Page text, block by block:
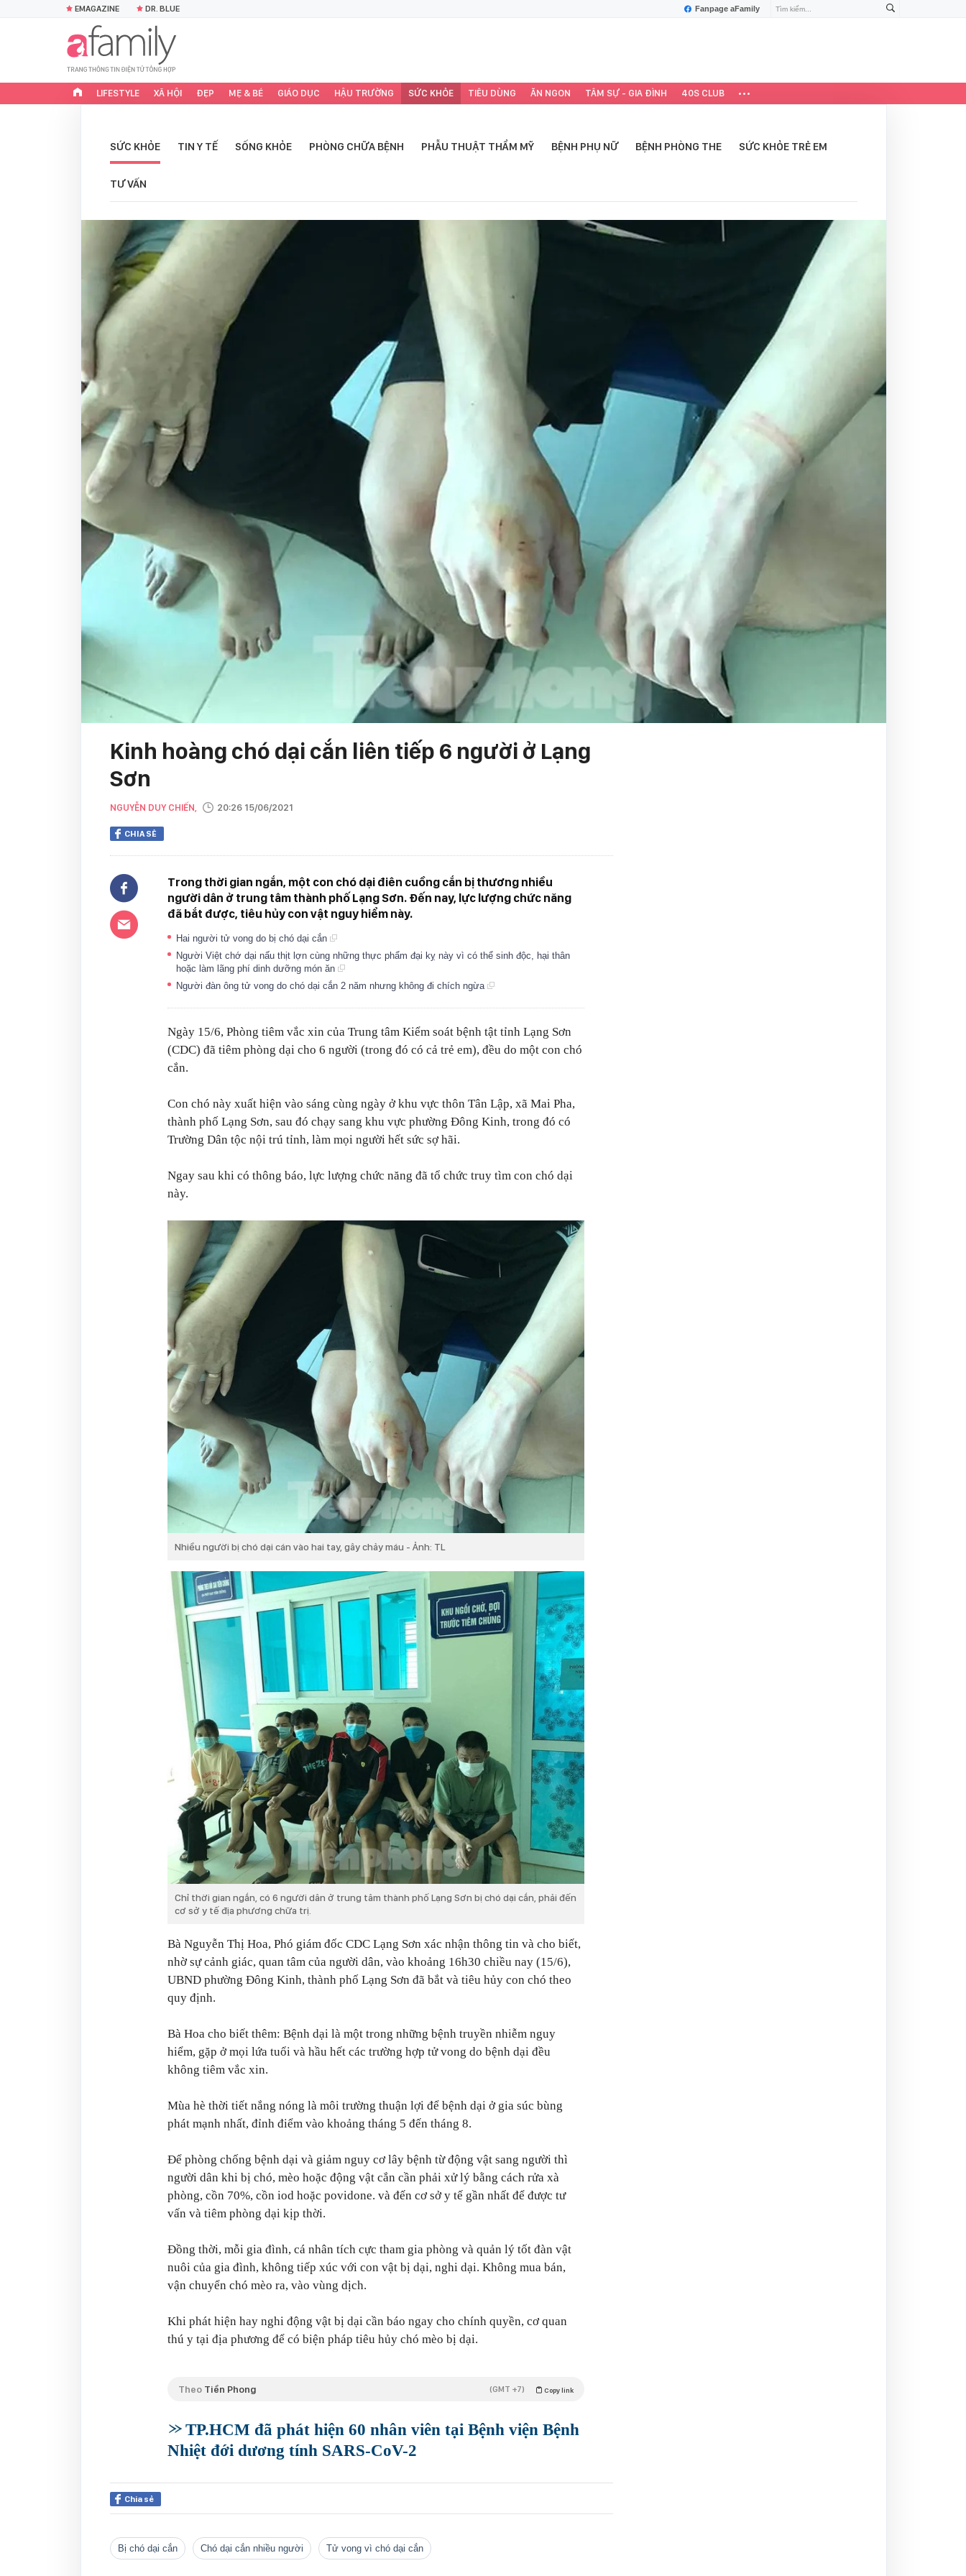
Fanpage aFamily
EMAGAZINE DR. BLUE
LIFESTYLE XÃ HỘI ĐẸP MẸ & BÉ GIÁO DỤC HẬU TRƯỜNG SỨC KHỎE TIÊU DÙNG ĂN NGON TÂM SỰ - GIA ĐÌNH 40S CLUB
SỨC KHỎE TIN Y TẾ SỐNG KHỎE PHÒNG CHỮA BỆNH PHẪU THUẬT THẨM MỸ BỆNH PHỤ NỮ BỆNH PHÒNG THE SỨC KHỎE TRẺ EM
TƯ VẤN
Kinh hoàng chó dại cắn liên tiếp 6 người ở Lạng
Sơn
NGUYỄN DUY CHIẾN, 20:26 15/06/2021
CHIA SẺ
Trong thời gian ngắn, một con chó dại điên cuồng cắn bị thương nhiều
người dân ở trung tâm thành phố Lạng Sơn. Đến nay, lực lượng chức năng
đã bắt được, tiêu hủy con vật nguy hiểm này.
Hai người tử vong do bị chó dại cắn
Người Việt chớ dại nấu thịt lợn cùng những thực phẩm đại kỵ này vì có thể sinh độc, hại thân
hoặc làm lãng phí dinh dưỡng món ăn
Người đàn ông tử vong do chó dại cắn 2 năm nhưng không đi chích ngừa
Ngày 15/6, Phòng tiêm vắc xin của Trung tâm Kiểm soát bệnh tật tỉnh Lạng Sơn
(CDC) đã tiêm phòng dại cho 6 người (trong đó có cả trẻ em), đều do một con chó
cắn.
Con chó này xuất hiện vào sáng cùng ngày ở khu vực thôn Tân Lập, xã Mai Pha,
thành phố Lạng Sơn, sau đó chạy sang khu vực phường Đông Kinh, trong đó có
Trường Dân tộc nội trú tỉnh, làm mọi người hết sức sợ hãi.
Ngay sau khi có thông báo, lực lượng chức năng đã tổ chức truy tìm con chó dại
này.
Nhiều người bị chó dại cán vào hai tay, gây chảy máu - Ảnh: TL
Chỉ thời gian ngắn, có 6 người dân ở trung tâm thành phố Lạng Sơn bị chó dại cắn, phải đến
cơ sở y tế địa phương chữa trị.
Bà Nguyễn Thị Hoa, Phó giám đốc CDC Lạng Sơn xác nhận thông tin và cho biết,
nhờ sự cảnh giác, quan tâm của người dân, vào khoảng 16h30 chiều nay (15/6),
UBND phường Đông Kinh, thành phố Lạng Sơn đã bắt và tiêu hủy con chó theo
quy định.
Bà Hoa cho biết thêm: Bệnh dại là một trong những bệnh truyền nhiễm nguy
hiểm, gặp ở mọi lứa tuổi và hầu hết các trường hợp tử vong do bệnh dại đều
không tiêm vắc xin.
Mùa hè thời tiết nắng nóng là môi trường thuận lợi để bệnh dại ở gia súc bùng
phát mạnh nhất, đỉnh điểm vào khoảng tháng 5 đến tháng 8.
Để phòng chống bệnh dại và giảm nguy cơ lây bệnh từ động vật sang người thì
người dân khi bị chó, mèo hoặc động vật cắn cần phải xử lý bằng cách rửa xà
phòng, cồn 70%, cồn iod hoặc povidone. và đến cơ sở y tế gần nhất để được tư
vấn và tiêm phòng dại kịp thời.
Đồng thời, mỗi gia đình, cá nhân tích cực tham gia phòng và quản lý tốt đàn vật
nuôi của gia đình, không tiếp xúc với con vật bị dại, nghi dại. Không mua bán,
vận chuyển chó mèo ra, vào vùng dịch.
Khi phát hiện hay nghi động vật bị dại cần báo ngay cho chính quyền, cơ quan
thú y tại địa phương để có biện pháp tiêu hủy chó mèo bị dại.
Theo Tiền Phong Copy link
(GMT +7)
TP.HCM đã phát hiện 60 nhân viên tại Bệnh viện Bệnh
Nhiệt đới dương tính SARS-CoV-2
Chia sẻ
bị chó dại cắn chó dại cắn nhiều người tử vong vì chó dại cắn